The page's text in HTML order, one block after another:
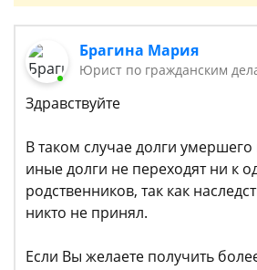
Брагина Мария
Юрист по гражданским
Здравствуйте
В таком случае долги
иные долги не переходят ни к
родственников, так как
никто не принял.
Если Вы желаете получить